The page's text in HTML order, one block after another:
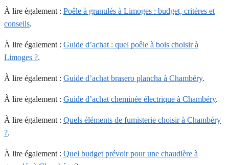
À lire également : Poêle à granulés à Limoges : budget, critères et
conseils.
À lire également : Guide d’achat : quel poêle à bois choisir à
Limoges ?.
À lire également : Guide d’achat brasero plancha à Chambéry.
À lire également : Guide d’achat cheminée électrique à Chambéry.
À lire également : Quels éléments de fumisterie choisir à Chambéry
?.
À lire également : Quel budget prévoir pour une chaudière à